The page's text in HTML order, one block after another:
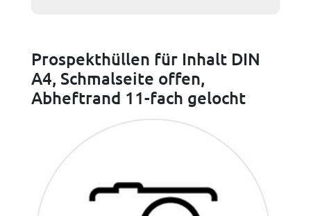
Prospekthüllen für Inhalt DIN
A4, Schmalseite offen,
Abheftrand 11-fach gelocht